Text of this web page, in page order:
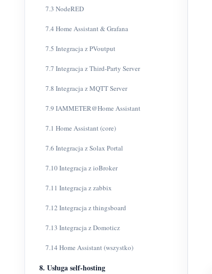
7.3 NodeRED
7.4 Home Assistant & Grafana
7.5 Integracja z PVoutput
7.7 Integracja z Third-Party Server
7.8 Integracja z MQTT Server
7.9 IAMMETER@Home Assistant
7.1 Home Assistant (core)
7.6 Integracja z Solax Portal
7.10 Integracja z ioBroker
7.11 Integracja z zabbix
7.12 Integracja z thingsboard
7.13 Integracja z Domoticz
7.14 Home Assistant (wszystko)
8. Usługa self-hosting